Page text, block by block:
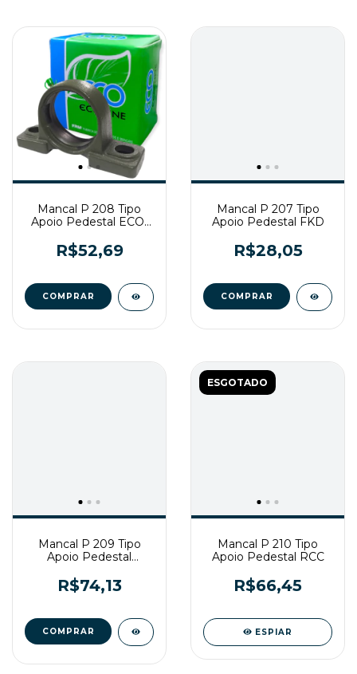
Mancal P 208 Tipo
Apoio Pedestal ECO-
R$52,69
Mancal P 207 Tipo
Apoio Pedestal FKD
R$28,05
Mancal P 209 Tipo
Apoio Pedestal
R$74,13
ESGOTADO
Mancal P 210 Tipo
Apoio Pedestal RCC
R$66,45
ESPIAR